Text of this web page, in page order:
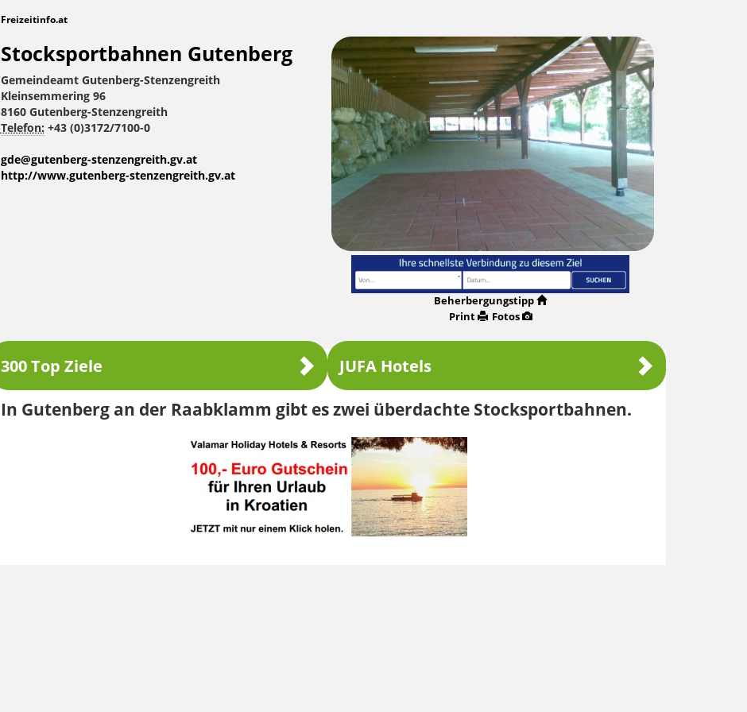
Freizeitinfo.at
Stocksportbahnen Gutenberg
Gemeindeamt Gutenberg-Stenzengreith
Kleinsemmering 96
8160 Gutenberg-Stenzengreith
Telefon: +43 (0)3172/7100-0
gde@gutenberg-stenzengreith.gv.at
http://www.gutenberg-stenzengreith.gv.at
Beherbergungstipp
Print
Fotos
300 Top Ziele JUFA Hotels
In Gutenberg an der Raabklamm gibt es zwei überdachte Stocksportbahnen.